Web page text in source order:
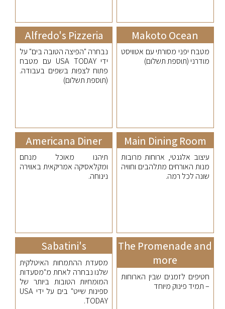
Makoto Ocean
מטבח יפני מסורתי עם אטוויסט
מודרני (תוספת תשלום)
Alfredo's Pizzeria
נבחרה "הפיצה הטובה בים" על
ידי USA TODAY עם מטבח
פתוח לצפות בשפים בעבודה.
(תוספת תשלום)
Main Dining Room
עיצוב אלגנטי, ארוחות מרובות
מנות האורחים מתלהבים וחוויה
שונה לכל רמה.
Americana Diner
תיהנו מאוכל מנחם
ומקלאסיקה אמריקאית באווירה
נינוחה.
The Promenade and
more
חטיפים לזמנים שבין הארוחות
– תמיד פינוק מיוחד
Sabatini's
מסעדת ההתמחות האיטלקית
שלנו נבחרה לאחת מ"מסעדות
המומחיות הטובות ביותר של
ספינות שייט" בים על ידי USA
TODAY.